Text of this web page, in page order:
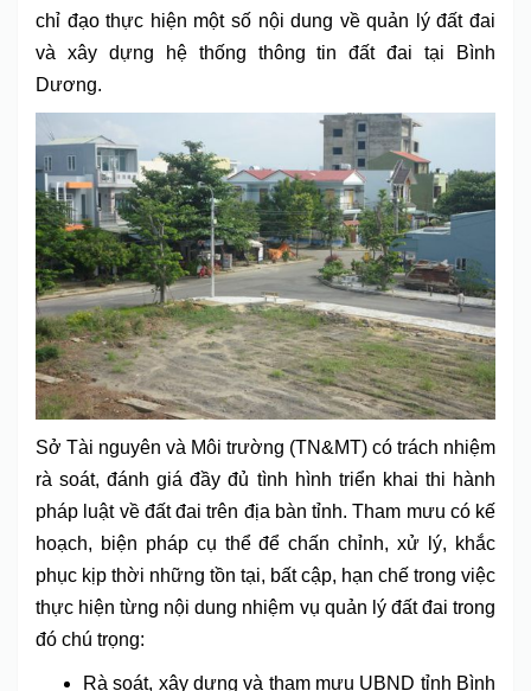
chỉ đạo thực hiện một số nội dung về quản lý đất đai
và xây dựng hệ thống thông tin đất đai tại Bình
Dương.
Sở Tài nguyên và Môi trường (TN&MT) có trách nhiệm
rà soát, đánh giá đầy đủ tình hình triển khai thi hành
pháp luật về đất đai trên địa bàn tỉnh. Tham mưu có kế
hoạch, biện pháp cụ thể để chấn chỉnh, xử lý, khắc
phục kịp thời những tồn tại, bất cập, hạn chế trong việc
thực hiện từng nội dung nhiệm vụ quản lý đất đai trong
đó chú trọng:
Rà soát, xây dựng và tham mưu UBND tỉnh Bình